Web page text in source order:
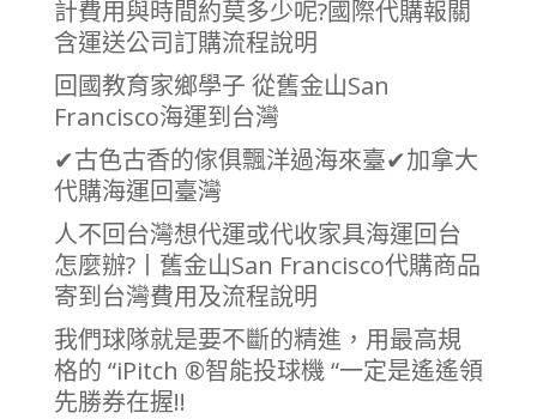
計費用與時間約莫多少呢?國際代購報關
含運送公司訂購流程說明
回國教育家鄉學子 從舊金山San
Francisco海運到台灣
✔古色古香的傢俱飄洋過海來臺✔加拿大
代購海運回臺灣
人不回台灣想代運或代收家具海運回台
怎麼辦?丨舊金山San Francisco代購商品
寄到台灣費用及流程說明
我們球隊就是要不斷的精進，用最高規
格的 “iPitch ®智能投球機 “一定是遙遙領
先勝券在握!!